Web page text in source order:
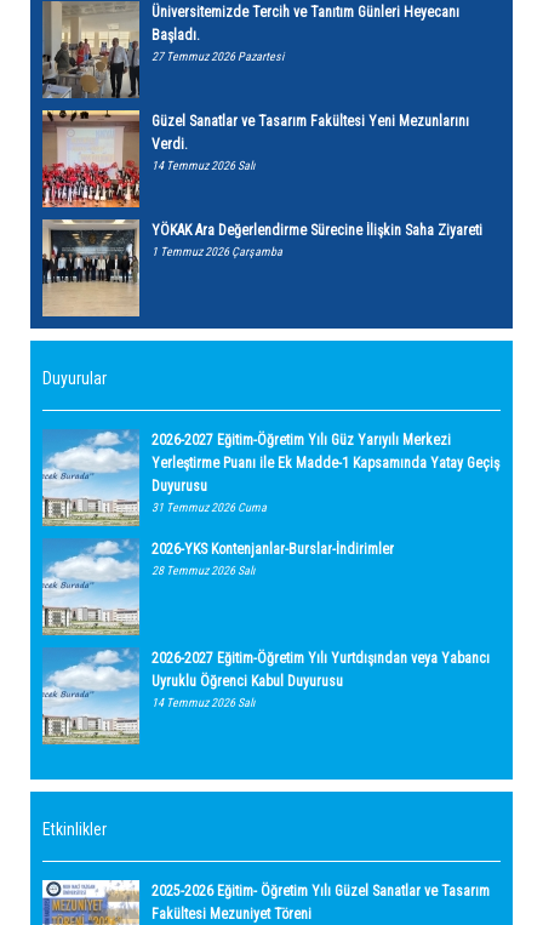
Üniversitemizde Tercih ve Tanıtım Günleri Heyecanı
Başladı.
27 Temmuz 2026 Pazartesi
Güzel Sanatlar ve Tasarım Fakültesi Yeni Mezunlarını
Verdi.
14 Temmuz 2026 Salı
YÖKAK Ara Değerlendirme Sürecine İlişkin Saha Ziyareti
1 Temmuz 2026 Çarşamba
Duyurular
2026-2027 Eğitim-Öğretim Yılı Güz Yarıyılı Merkezi
Yerleştirme Puanı ile Ek Madde-1 Kapsamında Yatay Geçiş
Duyurusu
31 Temmuz 2026 Cuma
2026-YKS Kontenjanlar-Burslar-İndirimler
28 Temmuz 2026 Salı
2026-2027 Eğitim-Öğretim Yılı Yurtdışından veya Yabancı
Uyruklu Öğrenci Kabul Duyurusu
14 Temmuz 2026 Salı
Etkinlikler
2025-2026 Eğitim- Öğretim Yılı Güzel Sanatlar ve Tasarım
Fakültesi Mezuniyet Töreni